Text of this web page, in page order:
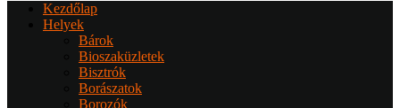
Kezdőlap
Helyek
Bárok
Bioszaküzletek
Bisztrók
Borászatok
Borozók